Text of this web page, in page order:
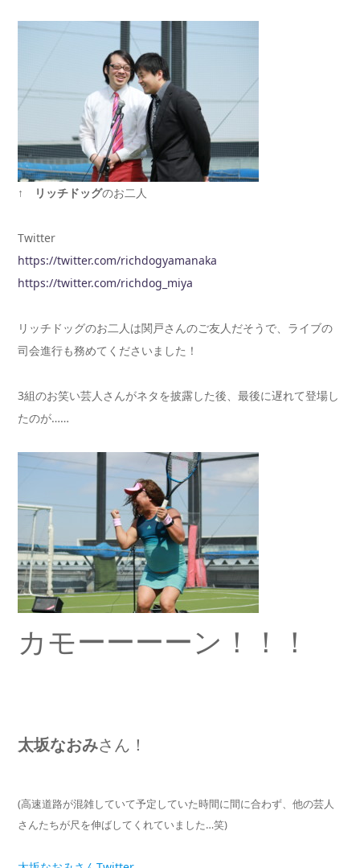
↑ リッチドッグのお二人
Twitter
https://twitter.com/richdogyamanaka
https://twitter.com/richdog_miya
リッチドッグのお二人は関戸さんのご友人だそうで、ライブの
司会進行も務めてくださいました！
3組のお笑い芸人さんがネタを披露した後、最後に遅れて登場し
たのが……
カモーーーーン！！！
太坂なおみさん！
(高速道路が混雑していて予定していた時間に間に合わず、他の芸人
さんたちが尺を伸ばしてくれていました…笑)